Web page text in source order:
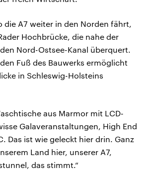
die A7 weiter in den Norden fährt,
Hochbrücke, die nahe der
Nord-Ostsee-Kanal überquert.
Fuß des Bauwerks ermöglicht
in Schleswig-Holsteins
aus Marmor mit LCD-
Galaveranstaltungen, High End
Das ist wie geleckt hier drin. Ganz
Land hier, unserer A7,
das stimmt.“